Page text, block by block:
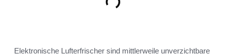
Elektronische Lufterfrischer sind mittlerweile unverzichtbare